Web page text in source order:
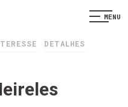
MENU
DETALHES